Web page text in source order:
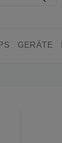
GERÄTE